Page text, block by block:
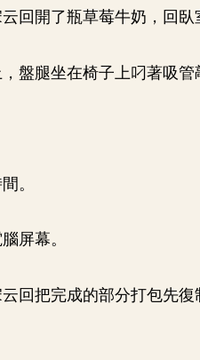
回開了瓶草莓牛奶，回臥
盤腿坐在椅子上叼著吸管
。
屏幕。
回把完成的部分打包先